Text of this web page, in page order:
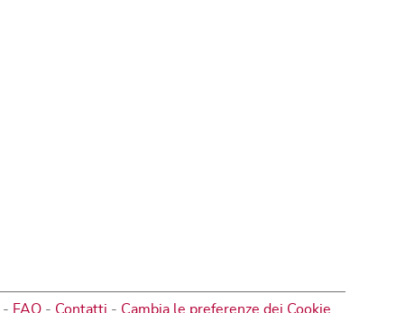
- FAQ - Contatti - Cambia le preferenze dei Cookie